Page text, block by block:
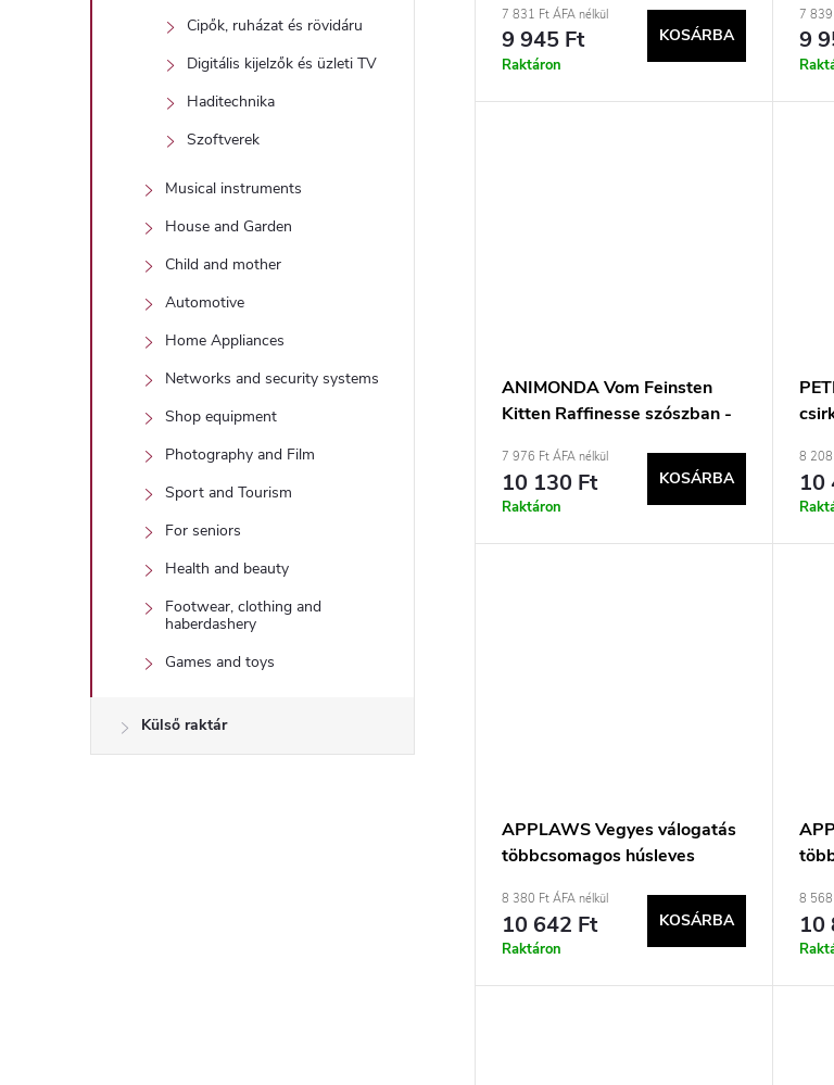
Cipők, ruházat és rövidáru
Digitális kijelzők és üzleti TV
Haditechnika
Szoftverek
Musical instruments
House and Garden
Child and mother
Automotive
Home Appliances
Networks and security systems
Shop equipment
Photography and Film
Sport and Tourism
For seniors
Health and beauty
Footwear, clothing and
haberdashery
Games and toys
Külső raktár
7 831 Ft ÁFA nélkül
9 945 Ft
Raktáron
KOSÁRBA
7 839
9
ANIMONDA Vom Feinsten
Kitten Raffinesse szószban -
24x85g
7 976 Ft ÁFA nélkül
10 130 Ft
Raktáron
KOSÁRBA
-
8 208
10
APPLAWS Vegyes válogatás
többcsomagos húsleves
macskáknak - 12x70g
8 380 Ft ÁFA nélkül
10 642 Ft
Raktáron
KOSÁRBA
8 568
10